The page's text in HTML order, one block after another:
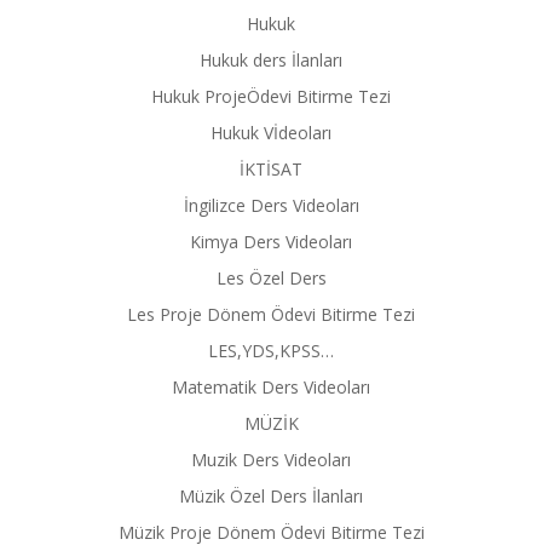
Hukuk
Hukuk ders İlanları
Hukuk ProjeÖdevi Bitirme Tezi
Hukuk Vİdeoları
İKTİSAT
İngilizce Ders Videoları
Kimya Ders Videoları
Les Özel Ders
Les Proje Dönem Ödevi Bitirme Tezi
LES,YDS,KPSS…
Matematik Ders Videoları
MÜZİK
Muzik Ders Videoları
Müzik Özel Ders İlanları
Müzik Proje Dönem Ödevi Bitirme Tezi